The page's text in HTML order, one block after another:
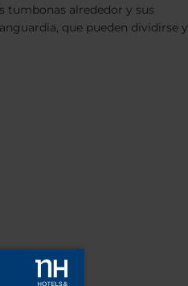
tumbonas alrededor y sus
que pueden dividirse y